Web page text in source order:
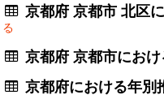
京都府 京都市 北区
る
京都府 京都市にお
京都府における年